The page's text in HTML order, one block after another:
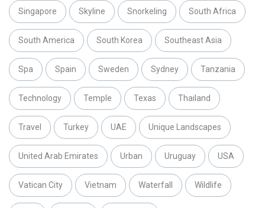
Singapore Skyline Snorkeling South Africa
South America South Korea Southeast Asia
Spa Spain Sweden Sydney Tanzania
Technology Temple Texas Thailand
Travel Turkey UAE Unique Landscapes
United Arab Emirates Urban Uruguay USA
Vatican City Vietnam Waterfall Wildlife